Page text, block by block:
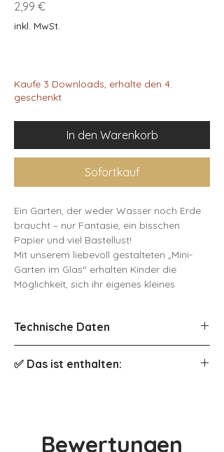
2,99 €Preis
inkl. MwSt.
Kaufe 3 Downloads, erhalte den 4.
geschenkt
In den Warenkorb
Sofortkauf
Ein Garten, der weder Wasser noch Erde
braucht – nur Fantasie, ein bisschen
Papier und viel Bastellust!
Mit unserem liebevoll gestalteten „Mini-
Garten im Glas“ erhalten Kinder die
Möglichkeit, sich ihr eigenes kleines
Pflanzenelemente, darunter
Sonnenblumen, Kaktus, Pilze, eine kleine
Gießkanne und verspielte Deko wie
Schmetterlinge oder Steinchen. Alle Motive
Ob als kreative Beschäftigung an
Technische Daten
Dateigröße: 7.5 MB
✅ Das ist enthalten:
Gartenmotiven (Blumen, Pflanzen,
Bewertungen